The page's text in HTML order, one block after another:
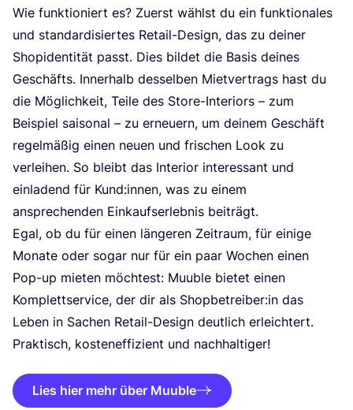
Wie funk­tio­niert es? Zuerst wählst du ein funk­tio­na­les
und stan­dar­di­sier­tes Retail-Design, das zu dei­ner
Shop­i­den­ti­tät passt. Dies bil­det die Basis dei­nes
Geschäfts. Inner­halb des­sel­ben Miet­ver­trags hast du
die Mög­lich­keit, Tei­le des Store-Inte­ri­ors – zum
Bei­spiel sai­so­nal – zu erneu­ern, um dei­nem Geschäft
regel­mä­ßig einen neu­en und fri­schen Look zu
ver­lei­hen. So bleibt das Inte­ri­or inter­es­sant und
ein­la­dend für Kund:innen, was zu einem
anspre­chen­den Ein­kaufs­er­leb­nis beiträgt.
Egal, ob du für einen län­ge­ren Zeit­raum, für eini­ge
Mona­te oder sogar nur für ein paar Wochen einen
Pop-up mie­ten möch­test: Muub­le bie­tet einen
Kom­plett­ser­vice, der dir als Shopbetreiber:in das
Leben in Sachen Retail-Design deut­lich erleich­tert.
Prak­tisch, kos­ten­ef­fi­zi­ent und nachhaltiger!
Lies hier mehr über Muuble